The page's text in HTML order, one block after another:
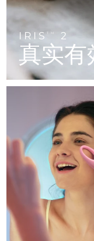
IRIS TM 2
真实有
For
All
All
All
For
Dual
All
All
LED
Anti-
All
生发
LED
All
All
Full-
Full-
All
保健品
NEW
专业治疗
克罗地亚
塞浦路斯
捷克
爱沙尼亚
芬兰
法属波利尼西亚
德国